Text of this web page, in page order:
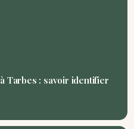
Tarbes : savoir identifier